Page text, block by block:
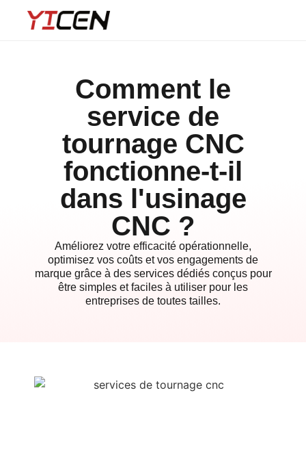
Comment le
service de
tournage CNC
fonctionne-t-il
dans l'usinage
CNC ?
Améliorez votre efficacité opérationnelle,
optimisez vos coûts et vos engagements de
marque grâce à des services dédiés conçus pour
être simples et faciles à utiliser pour les
entreprises de toutes tailles.